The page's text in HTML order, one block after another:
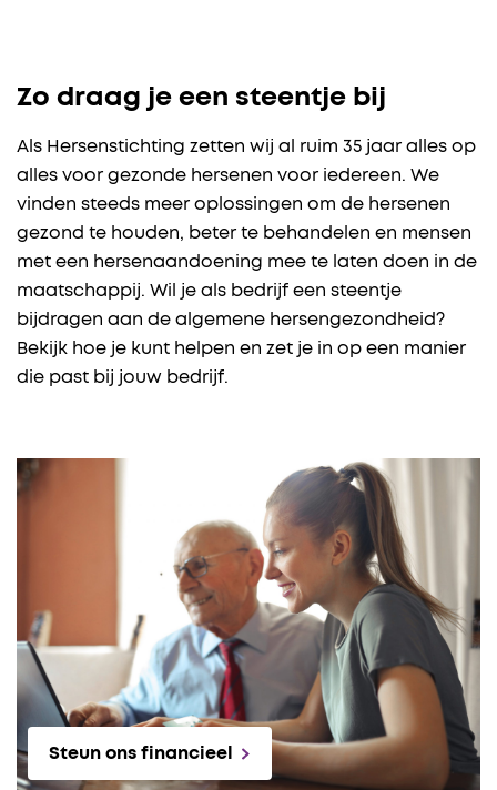
Zo draag je een steentje bij
Als Hersenstichting zetten wij al ruim 35 jaar alles op
alles voor gezonde hersenen voor iedereen. We
vinden steeds meer oplossingen om de hersenen
gezond te houden, beter te behandelen en mensen
met een hersenaandoening mee te laten doen in de
maatschappij. Wil je als bedrijf een steentje
bijdragen aan de algemene hersengezondheid?
Bekijk hoe je kunt helpen en zet je in op een manier
die past bij jouw bedrijf.
Steun ons financieel